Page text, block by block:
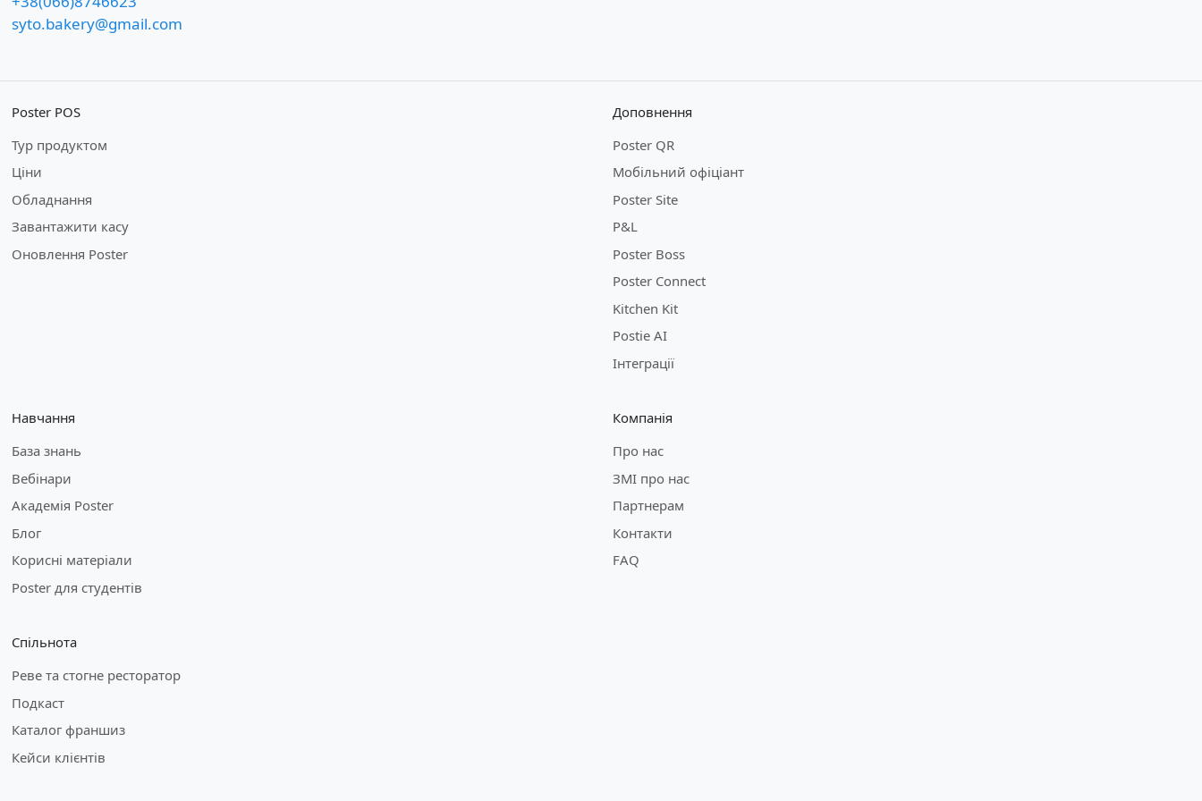
syto.bakery@gmail.com
Poster POS
Тур продуктом
Ціни
Обладнання
Завантажити касу
Оновлення Poster
Доповнення
Poster QR
Мобільний офіціант
Poster Site
P&L
Poster Boss
Poster Connect
Kitchen Kit
Postie AI
Інтеграції
Навчання
База знань
Вебінари
Академія Poster
Блог
Корисні матеріали
Poster для студентів
Компанія
Про нас
ЗМІ про нас
Партнерам
Контакти
FAQ
Спільнота
Реве та стогне ресторатор
Подкаст
Каталог франшиз
Кейси клієнтів